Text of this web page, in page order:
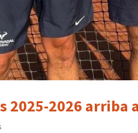
2025-2026 arriba